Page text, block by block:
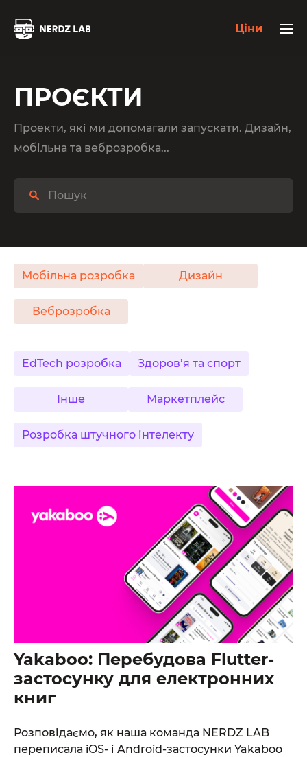
Ціни
перекладу, але ми вже над цим працюємо!
ПРОЄКТИ
Проекти, які ми допомагали запускати. Дизайн,
мобільна та веброзробка...
Мобільна розробка Дизайн
Веброзробка
EdTech розробка Здоров’я та спорт
Інше Маркетплейс
Розробка штучного інтелекту
Yakaboo: Перебудова Flutter-
застосунку для електронних
книг
Розповідаємо, як наша команда NERDZ LAB
переписала iOS- і Android-застосунки Yakaboo